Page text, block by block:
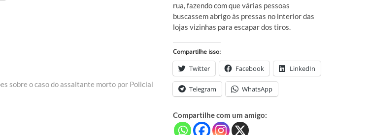
sobre o caso do assaltante morto por Policial
rua, fazendo com que várias pessoas
buscassem abrigo às pressas no interior das
lojas vizinhas para escapar dos tiros.
Compartilhe isso:
Twitter Facebook LinkedIn
Telegram WhatsApp
Compartilhe com um amigo: